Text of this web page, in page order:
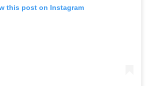
this post on Instagram